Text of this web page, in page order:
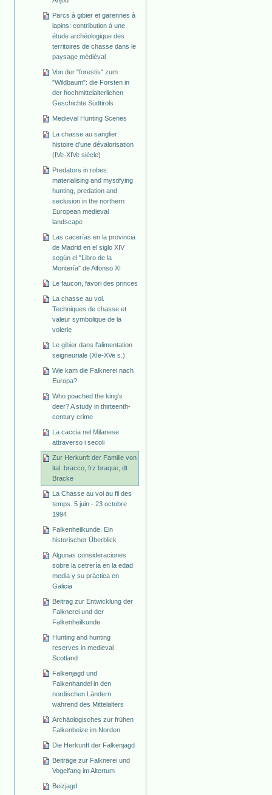
Parcs à gibier et garennes à
lapins: contribution à une
étude archéologique des
territoires de chasse dans le
paysage médiéval
Von der "forestis" zum
"Wildbaum": die Forsten in
der hochmittelalterlichen
Geschichte Südtirols
Medieval Hunting Scenes
La chasse au sanglier:
histoire d'une dévalorisation
(IVe-XIVe siècle)
Predators in robes:
materialising and mystifying
hunting, predation and
seclusion in the northern
European medieval
landscape
Las cacerías en la provincia
de Madrid en el siglo XIV
según el "Libro de la
Montería" de Alfonso XI
Le faucon, favori des princes
La chasse au vol.
Techniques de chasse et
valeur symbolique de la
volerie
Le gibier dans l'alimentation
seigneuriale (XIe-XVe s.)
Wie kam die Falknerei nach
Europa?
Who poached the king's
deer? A study in thirteenth-
century crime
La caccia nel Milanese
attraverso i secoli
Zur Herkunft der Familie von
ital. bracco, frz braque, dt
Bracke
La Chasse au vol au fil des
temps. 5 juin - 23 octobre
1994
Falkenheilkunde. Ein
historischer Überblick
Algunas consideraciones
sobre la cetrería en la edad
media y su práctica en
Galicia
Beitrag zur Entwicklung der
Falknerei und der
Falkenheilkunde
Hunting and hunting
reserves in medieval
Scotland
Falkenjagd und
Falkenhandel in den
nordischen Ländern
während des Mittelalters
Archäologisches zur frühen
Falkenbeize im Norden
Die Herkunft der Falkenjagd
Beiträge zur Falknerei und
Vogelfang im Altertum
Beizjagd